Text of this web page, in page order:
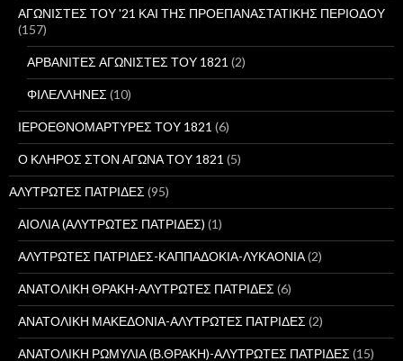
ΑΓΩΝΙΣΤΕΣ ΤΟΥ '21 ΚΑΙ ΤΗΣ ΠΡΟΕΠΑΝΑΣΤΑΤΙΚΗΣ ΠΕΡΙΟΔΟΥ
(157)
ΑΡΒΑΝΙΤΕΣ ΑΓΩΝΙΣΤΕΣ ΤΟΥ 1821 (2)
ΦΙΛΕΛΛΗΝΕΣ (10)
ΙΕΡΟΕΘΝΟΜΑΡΤΥΡΕΣ ΤΟΥ 1821 (6)
Ο ΚΛΗΡΟΣ ΣΤΟΝ ΑΓΩΝΑ ΤΟΥ 1821 (5)
ΑΛΥΤΡΩΤΕΣ ΠΑΤΡΙΔΕΣ (95)
ΑΙΟΛΙΑ (ΑΛΥΤΡΩΤΕΣ ΠΑΤΡΙΔΕΣ) (1)
ΑΛΥΤΡΩΤΕΣ ΠΑΤΡΙΔΕΣ-ΚΑΠΠΑΔΟΚΙΑ-ΛΥΚΑΟΝΙΑ(2)
ΑΝΑΤΟΛΙΚΗ ΘΡΑΚΗ-ΑΛΥΤΡΩΤΕΣ ΠΑΤΡΙΔΕΣ (6)
ΑΝΑΤΟΛΙΚΗ ΜΑΚΕΔΟΝΙΑ-ΑΛΥΤΡΩΤΕΣ ΠΑΤΡΙΔΕΣ (2)
ΑΝΑΤΟΛΙΚΗ ΡΩΜΥΛΙΑ (Β.ΘΡΑΚΗ)-ΑΛΥΤΡΩΤΕΣ ΠΑΤΡΙΔΕΣ (15)